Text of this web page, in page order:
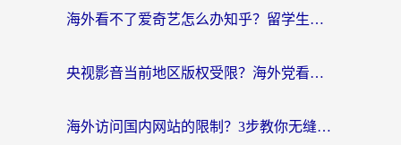
海外看不了爱奇艺怎么办知乎？留学生亲测有效的回国加速方案
央视影音当前地区版权受限？海外党看国内剧、追电视台的终极解决方案
海外访问国内网站的限制？3步教你无缝解锁国内资源（附实测最优工具）